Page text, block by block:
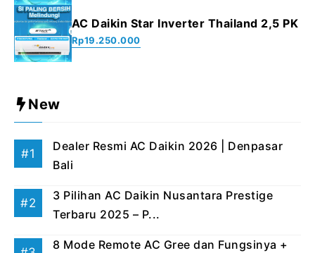
AC Daikin Star Inverter Thailand 2,5 PK
Rp19.250.000
New
Dealer Resmi AC Daikin 2026 | Denpasar
Bali
3 Pilihan AC Daikin Nusantara Prestige
Terbaru 2025 – P...
8 Mode Remote AC Gree dan Fungsinya +